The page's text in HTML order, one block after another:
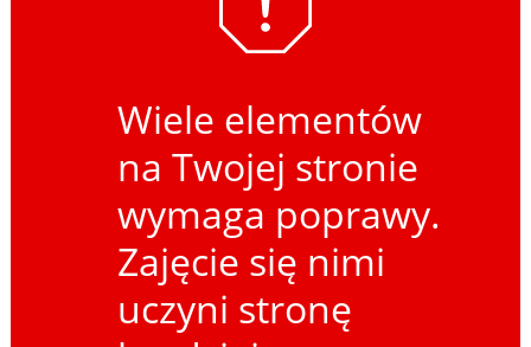
Wiele elementów
na Twojej stronie
wymaga poprawy.
Zajęcie się nimi
uczyni stronę